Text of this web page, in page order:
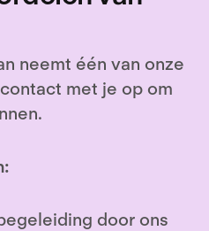
neemt één van onze
met je op om
door ons